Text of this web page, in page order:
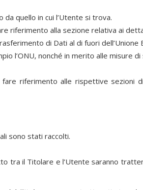
quello in cui l’Utente si trova.
riferimento alla sezione relativa ai
di Dati al di fuori dell’Unione
l’ONU, nonché in merito alle misure
riferimento alle rispettive sezioni
sono stati raccolti.
tra il Titolare e l’Utente saranno